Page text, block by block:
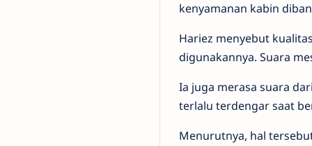
kenyamanan kabin
Hariez menyebut
digunakannya. Suara
Ia juga merasa suara
terlalu terdengar saat
Menurutnya, hal